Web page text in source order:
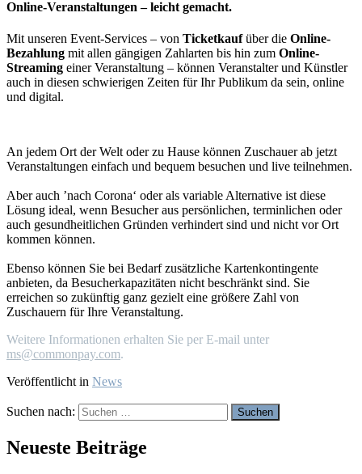
Online-Veranstaltungen – leicht gemacht.
Mit unseren Event-Services – von Ticketkaufüber die Online-
Bezahlung mit allen gängigen Zahlarten bis hin zum Online-
Streaming einer Veranstaltung – können Veranstalter und Künstler
auch in diesen schwierigen Zeiten für Ihr Publikum da sein, online
und digital.
An jedem Ort der Welt oder zu Hause können Zuschauer ab jetzt
Veranstaltungen einfach und bequem besuchen und live teilnehmen.
Aber auch ’nach Corona‘ oder als variable Alternative ist diese
Lösung ideal, wenn Besucher aus persönlichen, terminlichen oder
auch gesundheitlichen Gründen verhindert sind und nicht vor Ort
kommen können.
Ebenso können Sie bei Bedarf zusätzliche Kartenkontingente
anbieten, da Besucherkapazitäten nicht beschränkt sind. Sie
erreichen so zukünftig ganz gezielt eine größere Zahl von
Zuschauern für Ihre Veranstaltung.
Weitere Informationen erhalten Sie per E-mail unter
ms@commonpay.com.
Veröffentlicht in News
Suchen nach:
Neueste Beiträge